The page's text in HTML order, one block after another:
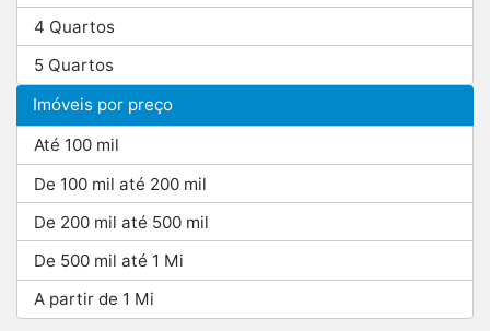
4 Quartos
5 Quartos
Imóveis por preço
Até 100 mil
De 100 mil até 200 mil
De 200 mil até 500 mil
De 500 mil até 1 Mi
A partir de 1 Mi